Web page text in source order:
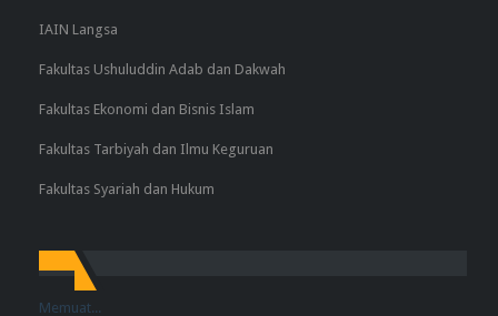
IAIN Langsa
Fakultas Ushuluddin Adab dan Dakwah
Fakultas Ekonomi dan Bisnis Islam
Fakultas Tarbiyah dan Ilmu Keguruan
Fakultas Syariah dan Hukum
Memuat...